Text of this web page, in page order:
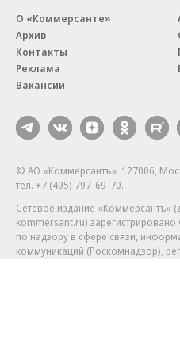
О «Коммерсанте»
Архив
Контакты
Реклама
Вакансии
© АО «Коммерсантъ». 127006,
тел. +7 (495) 797-69-70.
Сетевое издание «Коммерсантъ»
kommersant.ru)
по надзору в сфере связи,
коммуникаций (Роскомнадзор),